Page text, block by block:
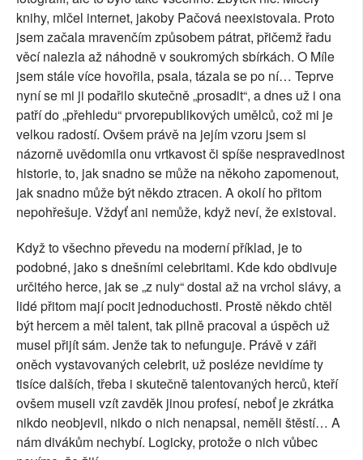
knihy, mlčel internet, jakoby Pačová neexistovala. Proto
jsem začala mravenčím způsobem pátrat, přičemž řadu
věcí nalezla až náhodně v soukromých sbírkách. O Míle
jsem stále více hovořila, psala, tázala se po ní… Teprve
nyní se mi ji podařilo skutečně „prosadit“, a dnes už i ona
patří do „přehledu“ prvorepublikových umělců, což mi je
velkou radostí. Ovšem právě na jejím vzoru jsem si
názorně uvědomila onu vrtkavost či spíše nespravedlnost
historie, to, jak snadno se může na někoho zapomenout,
jak snadno může být někdo ztracen. A okolí ho přitom
nepohřešuje. Vždyť ani nemůže, když neví, že existoval.
Když to všechno převedu na moderní příklad, je to
podobné, jako s dnešními celebritami. Kde kdo obdivuje
určitého herce, jak se „z nuly“ dostal až na vrchol slávy, a
lidé přitom mají pocit jednoduchosti. Prostě někdo chtěl
být hercem a měl talent, tak pilně pracoval a úspěch už
musel přijít sám. Jenže tak to nefunguje. Právě v záři
oněch vystavovaných celebrit, už posléze nevidíme ty
tisíce dalších, třeba i skutečně talentovaných herců, kteří
ovšem museli vzít zavděk jinou profesí, neboť je zkrátka
nikdo neobjevil, nikdo o nich nenapsal, neměli štěstí… A
nám divákům nechybí. Logicky, protože o nich vůbec